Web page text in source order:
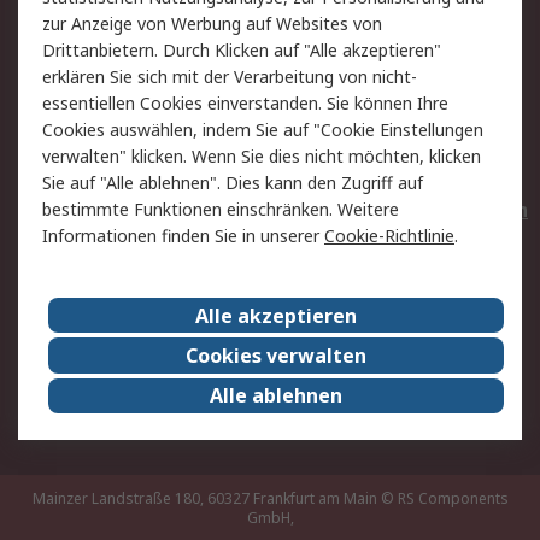
Hilfe
Privatkunden
Rechtliches
AGB
Datenschutz
Cookie-Richtlinie
Zahlungsbedingungen
Copyright/Impressum
Entsorgung
Elektrogeräte/Batterien
RS weltweit
Karriere bei RS
Nachhaltigkeit
Qualität/Umwelt/ZertifikatePresse-Center
Event-Center
Mainzer Landstraße 180, 60327 Frankfurt am Main © RS Components
GmbH,
zur Anzeige von Werbung auf Websites von
Drittanbietern. Durch Klicken auf "Alle akzeptieren"
erklären Sie sich mit der Verarbeitung von nicht-
essentiellen Cookies einverstanden. Sie können Ihre
Cookies auswählen, indem Sie auf "Cookie Einstellungen
verwalten" klicken. Wenn Sie dies nicht möchten, klicken
Sie auf "Alle ablehnen". Dies kann den Zugriff auf
bestimmte Funktionen einschränken. Weitere
Informationen finden Sie in unsererCookie-Richtlinie.
Alle akzeptieren
Cookies verwalten
Alle ablehnen